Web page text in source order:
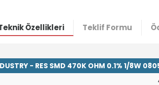
Özellikleri Teklif Formu
- RES SMD 470K OHM 0.1% 1/8W